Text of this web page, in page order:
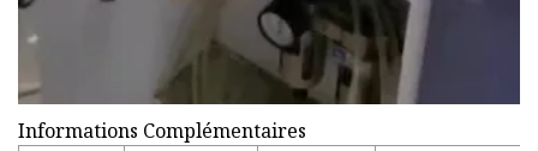
Informations Complémentaires